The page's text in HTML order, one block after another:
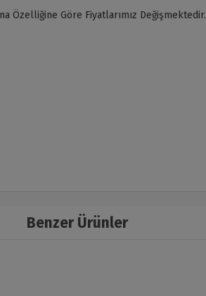
Özelliğine Göre Fiyatlarımız Değişmektedir.
Benzer Ürünler